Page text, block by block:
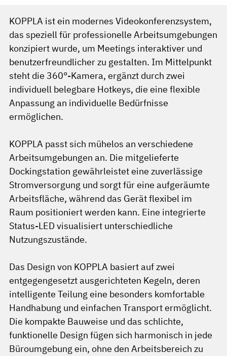
KOPPLA ist ein modernes Videokonferenzsystem,
das speziell für professionelle Arbeitsumgebungen
konzipiert wurde, um Meetings interaktiver und
benutzerfreundlicher zu gestalten. Im Mittelpunkt
steht die 360°-Kamera, ergänzt durch zwei
individuell belegbare Hotkeys, die eine flexible
Anpassung an individuelle Bedürfnisse
ermöglichen.
KOPPLA passt sich mühelos an verschiedene
Arbeitsumgebungen an. Die mitgelieferte
Dockingstation gewährleistet eine zuverlässige
Stromversorgung und sorgt für eine aufgeräumte
Arbeitsfläche, während das Gerät flexibel im
Raum positioniert werden kann. Eine integrierte
Status-LED visualisiert unterschiedliche
Nutzungszustände.
Das Design von KOPPLA basiert auf zwei
entgegengesetzt ausgerichteten Kegeln, deren
intelligente Teilung eine besonders komfortable
Handhabung und einfachen Transport ermöglicht.
Die kompakte Bauweise und das schlichte,
funktionelle Design fügen sich harmonisch in jede
Büroumgebung ein, ohne den Arbeitsbereich zu